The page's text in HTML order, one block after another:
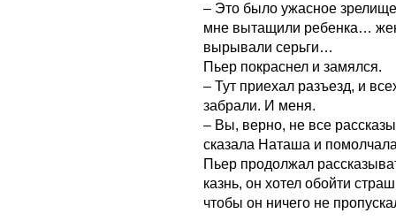
– Это было ужасное
мне вытащили ребенка…
вырывали серьги…
Пьер покраснел и замялся.
– Тут приехал разъезд, и
забрали. И меня.
– Вы, верно, не все
сказала Наташа и
Пьер продолжал
казнь, он хотел обойти
чтобы он ничего не